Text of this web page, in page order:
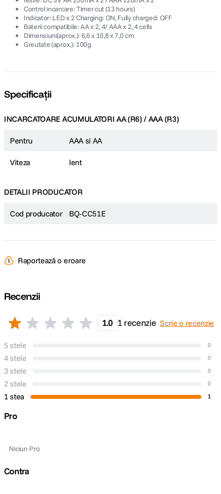
Control incarcare: Timer cut (13 hours)
Indicator: LED x 2 Charging: ON, Fully charged: OFF
Baterii compatibile: AA x 2, 4/ AAA x 2, 4 cells
Dimensiuni(aprox.): 6,6 x 10,8 x 7,0 cm
Greutate (aprox.): 100g
Specificații
INCARCATOARE ACUMULATORI AA (R6) / AAA (R3)
Pentru AAA si AA
Viteza lent
DETALII PRODUCATOR
Cod producator BQ-CC51E
Raportează o eroare
Recenzii
1.0 1 recenzie Scrie o recenzie
5 stele 0
4 stele 0
3 stele 0
2 stele 0
1 stea 1
Pro
Niciun Pro
Contra